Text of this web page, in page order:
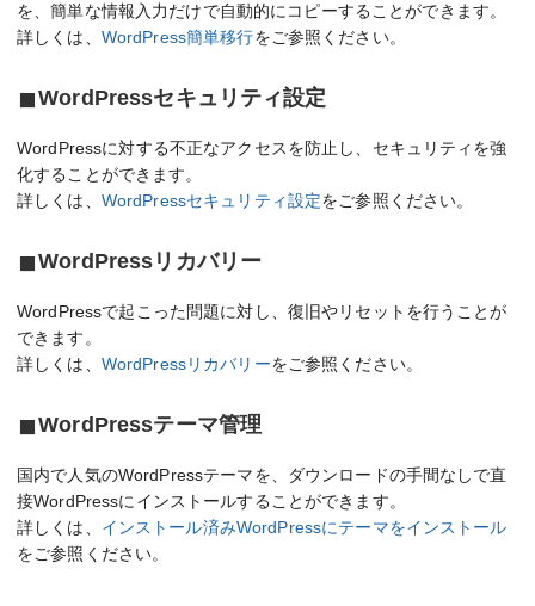
を、簡単な情報入力だけで自動的にコピーすることができます。
詳しくは、 WordPress簡単移行をご参照ください。
WordPressセキュリティ設定
WordPressに対する不正なアクセスを防止し、セキュリティを強
化することができます。
詳しくは、 WordPressセキュリティ設定をご参照ください。
WordPressリカバリー
WordPressで起こった問題に対し、復旧やリセットを行うことが
できます。
詳しくは、 WordPressリカバリーをご参照ください。
WordPressテーマ管理
国内で人気のWordPressテーマを、ダウンロードの手間なしで直
接WordPressにインストールすることができます。
詳しくは、 インストール済みWordPressにテーマをインストール
をご参照ください。